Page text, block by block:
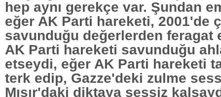
hep aynı gerekçe var. Şundan
eğer AK Parti hareketi, 2001'de
savunduğu değerlerden feragat
AK Parti hareketi savunduğu
etseydi, eğer AK Parti hareketi
terk edip, Gazze'deki zulme
Mısır'daki diktaya sessiz